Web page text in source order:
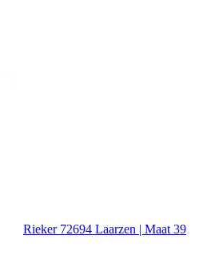
Rieker 72694 Laarzen | Maat 39